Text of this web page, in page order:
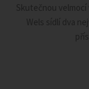
Skutečnou velmocí
Wels sídlí dva